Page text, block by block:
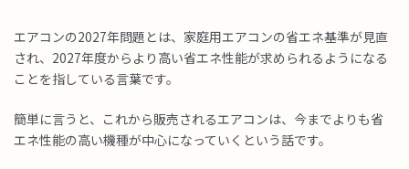
エアコンの2027年問題とは、家庭用エアコンの省エネ基準が見直
され、2027年度からより高い省エネ性能が求められるようになる
ことを指している言葉です。
簡単に言うと、これから販売されるエアコンは、今までよりも省
エネ性能の高い機種が中心になっていくという話です。